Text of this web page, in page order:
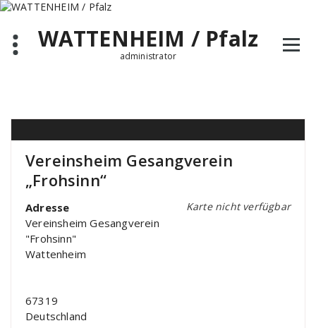
Zum
springenWATTENHEIM / Pfalz
administrator
Vereinsheim Gesangverein
„Frohsinn“
Karte nicht verfügbar
Adresse
Vereinsheim Gesangverein
"Frohsinn"
Wattenheim
67319
Deutschland